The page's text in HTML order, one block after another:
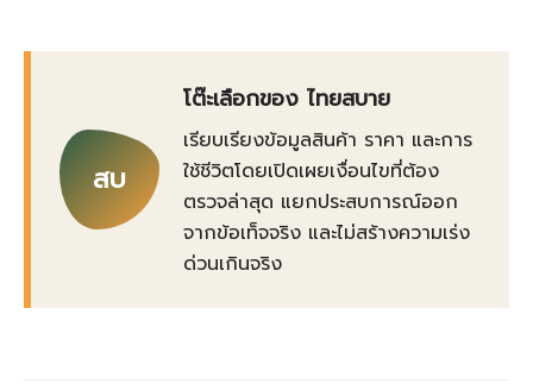
สบ
โต๊ะเลือกของ ไทยสบาย
เรียบเรียงข้อมูลสินค้า ราคา และการ
ใช้ชีวิตโดยเปิดเผยเงื่อนไขที่ต้อง
ตรวจล่าสุด แยกประสบการณ์ออก
จากข้อเท็จจริง และไม่สร้างความเร่ง
ด่วนเกินจริง